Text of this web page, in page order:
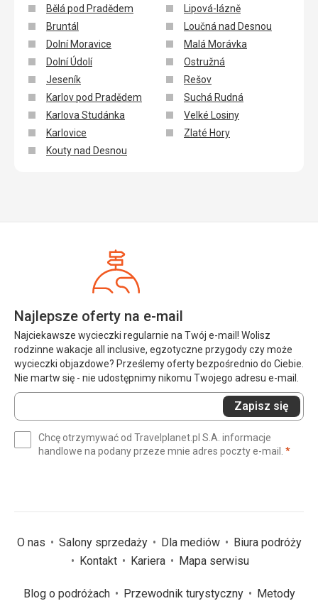
Bělá pod Pradědem
Bruntál
Dolní Moravice
Dolní Údolí
Jeseník
Karlov pod Pradědem
Karlova Studánka
Karlovice
Kouty nad Desnou
Lipová-lázně
Loučná nad Desnou
Malá Morávka
Ostružná
Rešov
Suchá Rudná
Velké Losiny
Zlaté Hory
Najlepsze oferty na e-mail
Najciekawsze wycieczki regularnie na Twój e-mail! Wolisz
rodzinne wakacje all inclusive, egzotyczne przygody czy może
wycieczki objazdowe? Prześlemy oferty bezpośrednio do Ciebie.
Nie martw się - nie udostępnimy nikomu Twojego adresu e-mail.
Wprowadź
swój
(wymagane)
Zapisz się
Chcę otrzymywać od Travelplanet.pl S.A. informacje
handlowe na podany przeze mnie adres poczty e-mail. *
O nas Salony sprzedaży Dla mediów
Biura podróży
Kontakt
Kariera Mapa serwisu
Blog o podróżach Przewodnik turystyczny
Metody